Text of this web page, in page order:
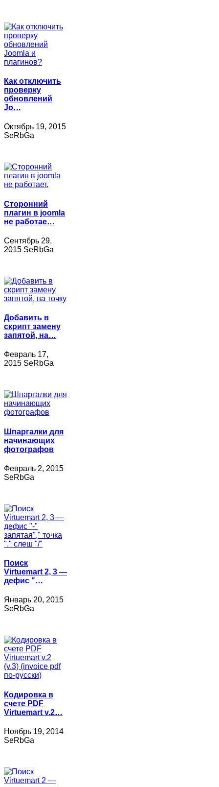
Как отключить
проверку
обновлений
Jo…
Октябрь 19, 2015
SeRbGa
Сторонний
плагин в joomla
не работае…
Сентябрь 29,
2015 SeRbGa
Добавить в
скрипт замену
запятой, на…
Февраль 17,
2015 SeRbGa
Шпаргалки для
начинающих
фотографов
Февраль 2, 2015
SeRbGa
Поиск
Virtuemart 2, 3 —
дефис "…
Январь 20, 2015
SeRbGa
Кодировка в
счете PDF
Virtuemart v.2…
Ноябрь 19, 2014
SeRbGa